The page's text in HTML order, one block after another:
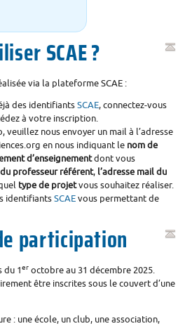
SCAE ?
via la plateformeSCAE:
des identifiantsSCAE, connectez-vous
à votre inscription.
veuillez nous envoyer un mail à l’adresse
en nous indiquant le nom de
d’enseignementdont vous
professeur référent, l’adresse mail du
type de projetvous souhaitez réaliser.
identifiantsSCAEvous permettant de
participation
du 1eroctobre au 31 décembre 2025.
être inscrites sous le couvert d’une
: une école, un club, une association,